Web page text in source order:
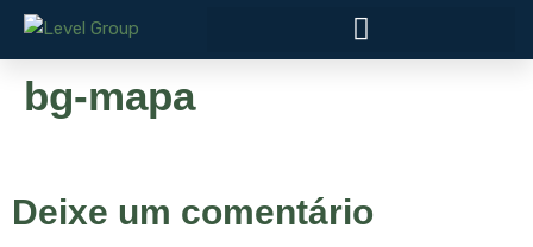
bg-mapa
Deixe um comentário